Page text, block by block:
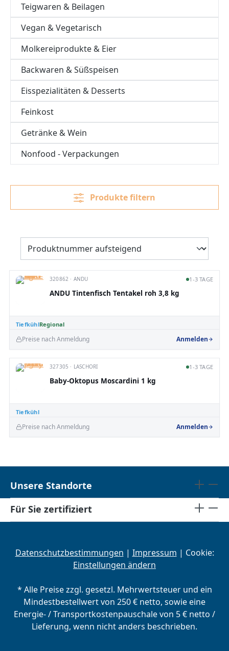
Teigwaren & Beilagen
Vegan & Vegetarisch
Molkereiprodukte & Eier
Backwaren & Süßspeisen
Eisspezialitäten & Desserts
Feinkost
Getränke & Wein
Nonfood - Verpackungen
Produkte filtern
TiefkühlRegional
320862 · ANDU 1-3 TAGE
ANDU Tintenfisch Tentakel roh 3,8 kg
Preise nach Anmeldung Anmelden
Tiefkühl
327305 · LASCHORI 1-3 TAGE
Baby-Oktopus Moscardini 1 kg
Preise nach Anmeldung Anmelden
Unsere Standorte
Für Sie zertifiziert
Datenschutzbestimmungen | Impressum | Cookie:
Einstellungen ändern
* Alle Preise zzgl. gesetzl. Mehrwertsteuer und ein
Mindestbestellwert von 250 € netto, sowie eine
Energie- / Transportkostenpauschale von 5 € netto /
Lieferung, wenn nicht anders beschrieben.